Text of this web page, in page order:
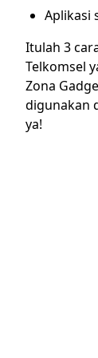
Aplikasi
Itulah 3
Telkomsel
Zona
digunakan
ya!